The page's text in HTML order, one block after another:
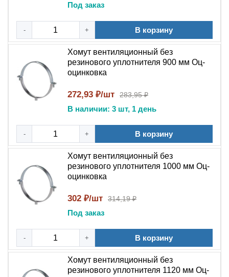
Под заказ
- + В корзину
Хомут вентиляционный без
резинового уплотнителя 900 мм Оц-
оцинковка
272,93 ₽/шт 283,95 ₽
В наличии: 3 шт, 1 день
- + В корзину
Хомут вентиляционный без
резинового уплотнителя 1000 мм Оц-
оцинковка
302 ₽/шт 314,19 ₽
Под заказ
- + В корзину
Хомут вентиляционный без
резинового уплотнителя 1120 мм Оц-